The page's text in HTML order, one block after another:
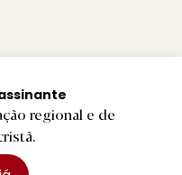
regional e de